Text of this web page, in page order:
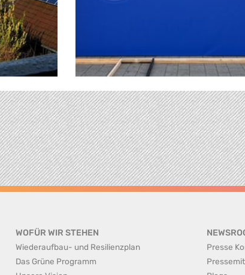
WOFÜR WIR STEHEN
Wiederaufbau- und Resilienzplan
Das Grüne Programm
Presse